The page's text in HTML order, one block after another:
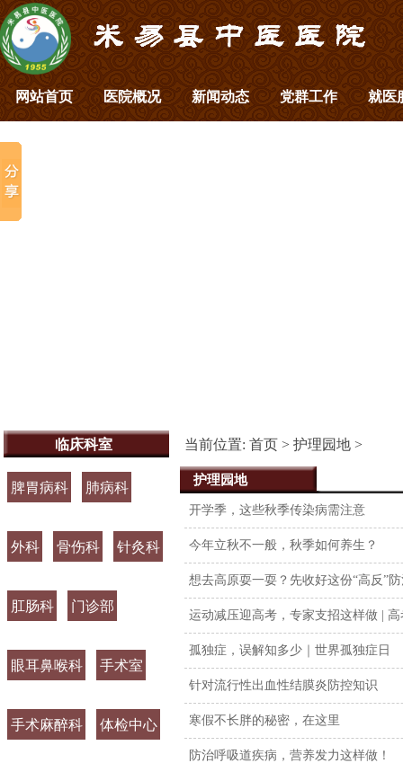
网站首页 医院概况 新闻动态 党群工作 就医
临床科室
脾胃病科 肺病科
外科 骨伤科 针灸科
肛肠科 门诊部
眼耳鼻喉科 手术室
手术麻醉科 体检中心
当前位置: 首页 > 护理园地 >
护理园地
开学季，这些秋季传染病需注意
今年立秋不一般，秋季如何养生？
想去高原耍一耍？先收好这份“高反”
运动减压迎高考，专家支招这样做 |
孤独症，误解知多少｜世界孤独症日
针对流行性出血性结膜炎防控知识
寒假不长胖的秘密，在这里
防治呼吸道疾病，营养发力这样做！